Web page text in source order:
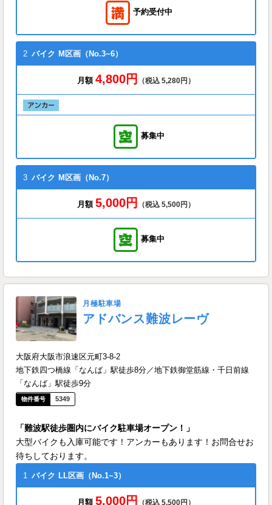
予約受付中
2 バイク M区画（No.3~6）
月額 4,800円 （税込 5,280円）
募集中
3 バイク M区画（No.7）
月額 5,000円 （税込 5,500円）
募集中
月極駐車場
アドバンス難波レーヴ
大阪府大阪市浪速区元町3-8-2
地下鉄四つ橋線「なんば」駅徒歩8分／地下鉄御堂筋線・千日前線
「なんば」駅徒歩9分
5349
「難波駅徒歩圏内にバイク駐車場オープン！」
大型バイクも入庫可能です！アンカーもあります！お問合せお
待ちしております。
1 バイク LL区画（No.1~3）
月額 5,000円 （税込 5,500円）